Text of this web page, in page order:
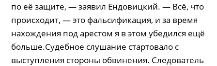
по её защите, — заявил Ендовицкий. — Всё, что
происходит, — это фальсификация, и за время
нахождения под арестом я в этом убедился ещё
больше.Судебное слушание стартовало с
выступления стороны обвинения. Следователь